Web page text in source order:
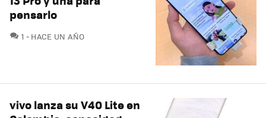
pensarlo
1 COMENTARIOS
HACE UN AÑO
vivo lanza su V40 Lite en